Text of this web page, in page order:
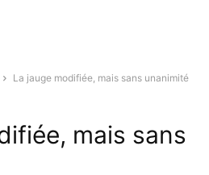
La jauge modifiée, mais sans unanimité
mais sans